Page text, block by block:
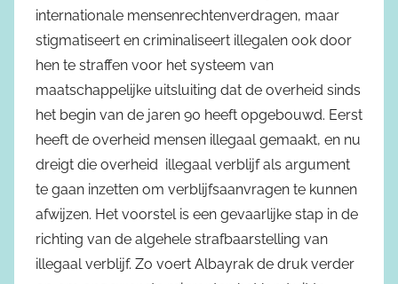
internationale mensenrechtenverdragen, maar
stigmatiseert en criminaliseert illegalen ook door
hen te straffen voor het systeem van
maatschappelijke uitsluiting dat de overheid sinds
het begin van de jaren 90 heeft opgebouwd. Eerst
heeft de overheid mensen illegaal gemaakt, en nu
dreigt die overheid illegaal verblijf als argument
te gaan inzetten om verblijfsaanvragen te kunnen
afwijzen. Het voorstel is een gevaarlijke stap in de
richting van de algehele strafbaarstelling van
illegaal verblijf. Zo voert Albayrak de druk verder